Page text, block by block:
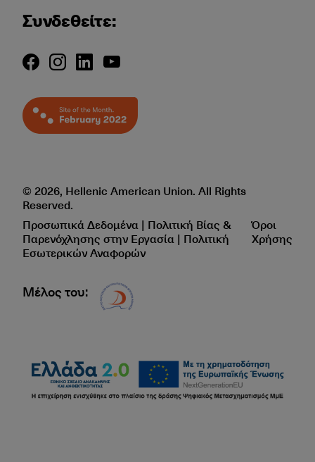
Συνδεθείτε:
© 2026, Hellenic American Union. All Rights
Reserved.
Προσωπικά Δεδομένα | Πολιτική Βίας &
Παρενόχλησης στην Εργασία | Πολιτική
Εσωτερικών Αναφορών
Όροι
Χρήσης
Μέλος του: